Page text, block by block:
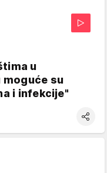
u
moguće su
i infekcije"